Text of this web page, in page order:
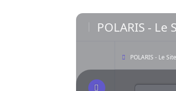
POLARIS -
POLARIS - Le